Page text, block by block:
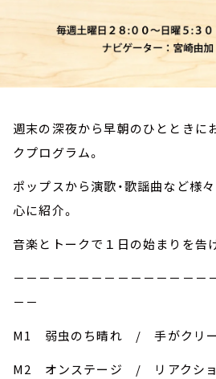
週末の深夜から早朝のひとときに
クプログラム。
ポップスから演歌・歌謡曲など様
心に紹介。
音楽とトークで１日の始まりを告
－－－－－－－－－－－－－－－
－－
M1 弱虫のち晴れ / 手がクリ
M2 オンステージ / リアクショ